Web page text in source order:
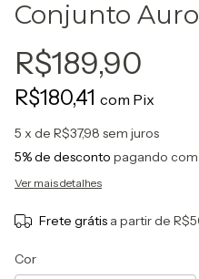
Conjunto
R$189,90
R$180,41 com Pix
5 x de R$37,98 sem juros
5% de desconto pagando com
Ver mais detalhes
Frete grátis a partir de
Cor